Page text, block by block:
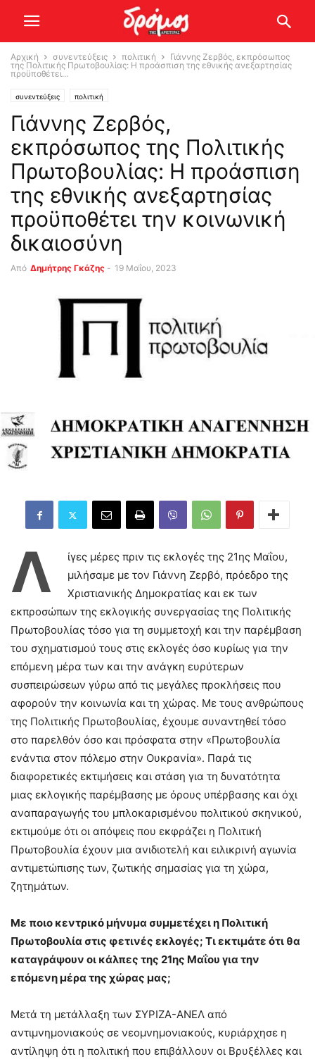
Αρχική συνεντεύξεις πολιτική
Γιάννης Ζερβός, εκπρόσωπος
της Πολιτικής Πρωτοβουλίας: Η προάσπιση της εθνικής ανεξαρτησίας
προϋποθέτει...
συνεντεύξεις πολιτική
Γιάννης Ζερβός,
εκπρόσωπος της Πολιτικής
Πρωτοβουλίας: Η προάσπιση
της εθνικής ανεξαρτησίας
προϋποθέτει την κοινωνική
δικαιοσύνη
Από Δημήτρης Γκάζης - 19 Μαΐου, 2023
Λ
ίγες μέρες πριν τις εκλογές της 21ης Μαΐου,
μιλήσαμε με τον Γιάννη Ζερβό, πρόεδρο της
Χριστιανικής Δημοκρατίας και εκ των
εκπροσώπων της εκλογικής συνεργασίας της Πολιτικής
Πρωτοβουλίας τόσο για τη συμμετοχή και την παρέμβαση
του σχηματισμού τους στις εκλογές όσο κυρίως για την
επόμενη μέρα των και την ανάγκη ευρύτερων
συσπειρώσεων γύρω από τις μεγάλες προκλήσεις που
αφορούν την κοινωνία και τη χώρας. Με τους ανθρώπους
της Πολιτικής Πρωτοβουλίας, έχουμε συναντηθεί τόσο
στο παρελθόν όσο και πρόσφατα στην «Πρωτοβουλία
ενάντια στον πόλεμο στην Ουκρανία». Παρά τις
διαφορετικές εκτιμήσεις και στάση για τη δυνατότητα
μιας εκλογικής παρέμβασης με όρους υπέρβασης και όχι
αναπαραγωγής του μπλοκαρισμένου πολιτικού σκηνικού,
εκτιμούμε ότι οι απόψεις που εκφράζει η Πολιτική
Πρωτοβουλία έχουν μια ανιδιοτελή και ειλικρινή αγωνία
αντιμετώπισης των, ζωτικής σημασίας για τη χώρα,
ζητημάτων.
Με ποιο κεντρικό μήνυμα συμμετέχει η Πολιτική
Πρωτοβουλία στις φετινές εκλογές; Τι εκτιμάτε ότι θα
καταγράψουν οι κάλπες της 21ης Μαΐου για την
επόμενη μέρα της χώρας μας;
Μετά τη μετάλλαξη των ΣΥΡΙΖΑ-ΑΝΕΛ από
αντιμνημονιακούς σε νεομνημονιακούς, κυριάρχησε η
αντίληψη ότι η πολιτική που επιβάλλουν οι Βρυξέλλες και